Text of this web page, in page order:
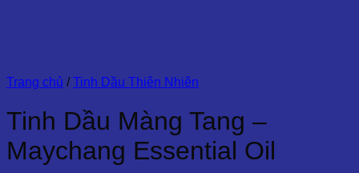
Trang chủ / Tinh Dầu Thiên Nhiên
Tinh Dầu Màng Tang –
Maychang Essential Oil